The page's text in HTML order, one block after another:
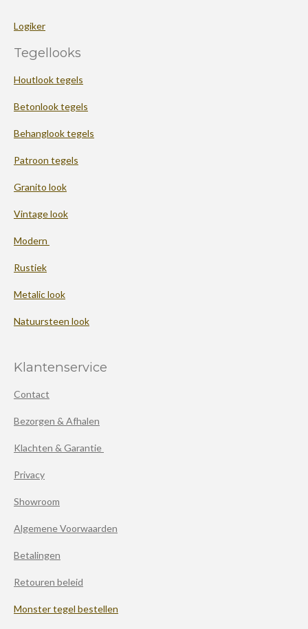
Logiker
Tegellooks
Houtlook tegels
Betonlook tegels
Behanglook tegels
Patroon tegels
Granito look
Vintage look
Modern
Rustiek
Metalic look
Natuursteen look
Klantenservice
Contact
Bezorgen & Afhalen
Klachten & Garantie
Privacy
Showroom
Algemene Voorwaarden
Betalingen
Retouren beleid
Monster tegel bestellen